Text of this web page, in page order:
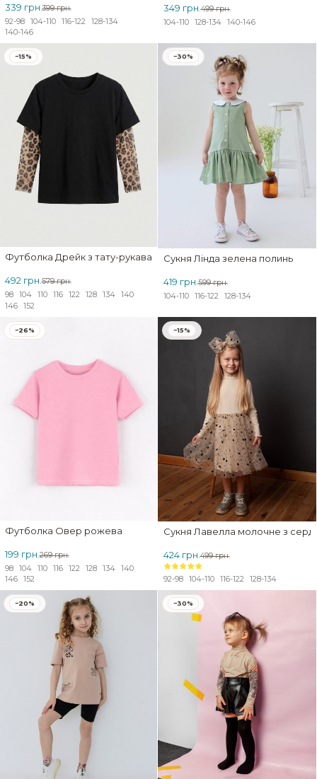
399 грн.
339 грн.
92-98 104-110 116-122
128-134
140-146
499 грн.
349 грн.
104-110 128-134 140-146
−15%
Футболка Дрейк з тату-рукавами Wild
579 грн.
492 грн.
98 104 110 116 122 128 134
140
146
152
−30%
Сукня Лінда зелена полинь
599 грн.
419 грн.
104-110 116-122 128-134
−26%
Футболка Овер рожева
269 грн.
199 грн.
98 104 110 116 122 128 134
140
146
152
−15%
Сукня Лавелла молочне з
499 грн.
424 грн.
92-98 104-110 116-122 128-134
−20% −30%